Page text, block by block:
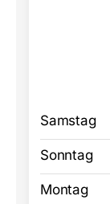
Samstag
Sonntag
Montag